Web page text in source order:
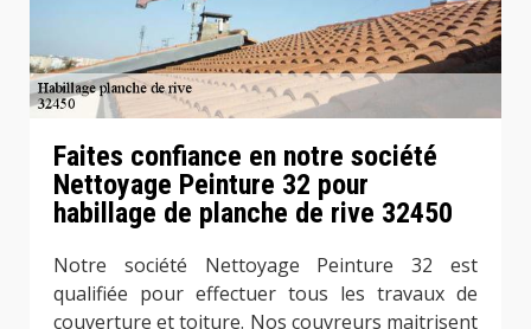
Faites confiance en notre société
Nettoyage Peinture 32 pour
habillage de planche de rive 32450
Notre société Nettoyage Peinture 32 est
qualifiée pour effectuer tous les travaux de
couverture et toiture. Nos couvreurs maitrisent